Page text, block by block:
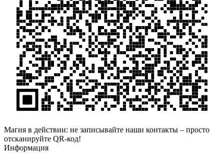
Магия в действии: не записывайте наши контакты – просто
отсканируйте QR-код!
Информация